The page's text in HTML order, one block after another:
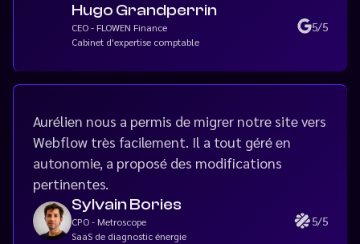
Hugo Grandperrin
CEO - FLOWEN Finance
Cabinet d'expertise comptable
5/5
Aurélien nous a permis de migrer notre site vers
Webflow très facilement. Il a tout géré en
autonomie, a proposé des modifications
pertinentes.
Sylvain Bories
CPO - Metroscope
SaaS de diagnostic énergie
5/5